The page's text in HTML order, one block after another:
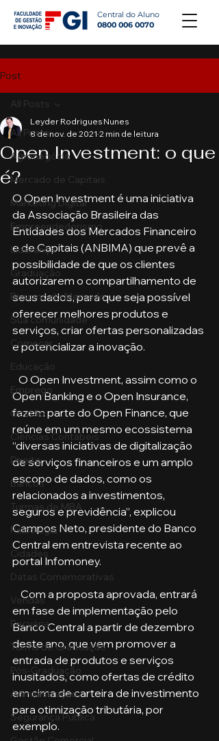
Central do Aluno
0800 006 0070
Post
All Posts
Agronegócio
Mercado de Capitais
Marketing Digital
Empreendedorismo
Liderança
Graduação
Resumo do Mercado
Sua comunidade
Começar
Educação
Emprego
Gestão
Ciências Contábeis
Direito
Bancos
Turmas de MBA
Psicologia
Cidades
Datas Comemorativas
Vendas
Pecuária
Turma de Graduação
Pós-Graduação
Administração
Segurança Publica
All Posts
Open Investment: o que
é?
Leyder Rodrigues Nunes
8 de nov. de 2021 2 min de leitura
O Open Investment é uma iniciativa
da Associação Brasileira das
Entidades dos Mercados Financeiro
e de Capitais (ANBIMA) que prevê a
possibilidade de que os clientes
autorizarem o compartilhamento de
seus dados, para que seja possível
oferecer melhores produtos e
serviços, criar ofertas personalizadas
e potencializar a inovação.
Open Banking e o Open Insurance,
fazem parte do Open Finance, que
reúne em um mesmo ecossistema
“diversas iniciativas de digitalização
de serviços financeiros e um amplo
escopo de dados, como os
relacionados a investimentos,
seguros e previdência”, explicou
Campos Neto, presidente do Banco
Central em entrevista recente ao
portal Infomoney.
    Com a proposta aprovada, entrará
em fase de implementação pelo
Banco Central a partir de dezembro
deste ano, que vem promover a
entrada de produtos e serviços
inusitados, como ofertas de crédito
em cima de carteira de investimento
para otimização tributária, por
exemplo.